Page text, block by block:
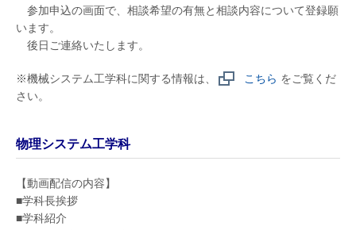
参加申込の画面で、相談希望の有無と相談内容について登録願
います。
後日ご連絡いたします。
※機械システム工学科に関する情報は、 こちら をご覧くだ
さい。
物理システム工学科
【動画配信の内容】
■学科長挨拶
■学科紹介